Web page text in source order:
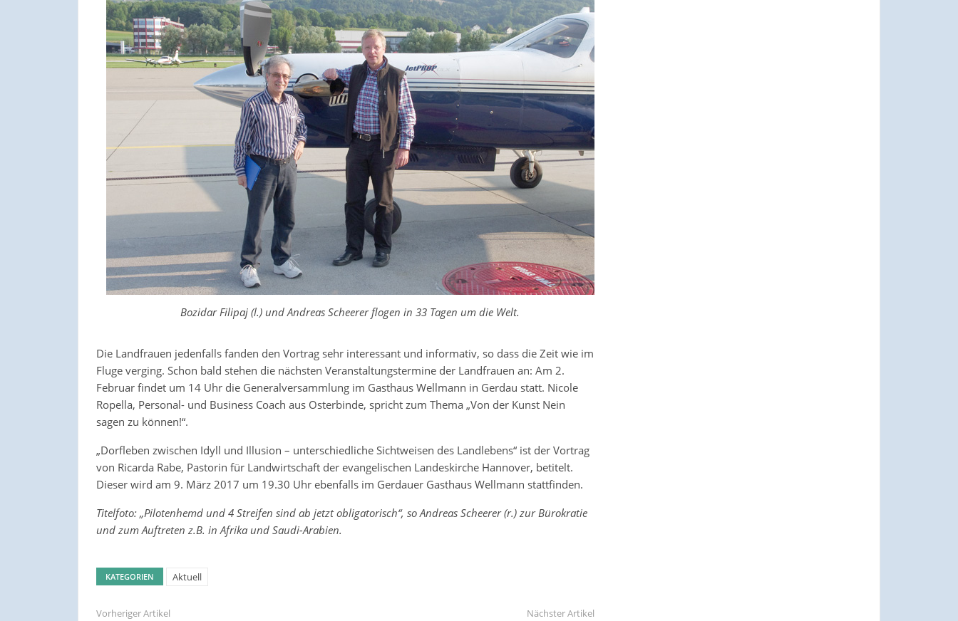
Bozidar Filipaj (l.) und Andreas Scheerer flogen in 33 Tagen um die Welt.
Die Landfrauen jedenfalls fanden den Vortrag sehr interessant und informativ, so dass die Zeit wie im
Fluge verging. Schon bald stehen die nächsten Veranstaltungstermine der Landfrauen an: Am 2.
Februar findet um 14 Uhr die Generalversammlung im Gasthaus Wellmann in Gerdau statt. Nicole
Ropella, Personal- und Business Coach aus Osterbinde, spricht zum Thema „Von der Kunst Nein
sagen zu können!“.
„Dorfleben zwischen Idyll und Illusion – unterschiedliche Sichtweisen des Landlebens“ ist der Vortrag
von Ricarda Rabe, Pastorin für Landwirtschaft der evangelischen Landeskirche Hannover, betitelt.
Dieser wird am 9. März 2017 um 19.30 Uhr ebenfalls im Gerdauer Gasthaus Wellmann stattfinden.
Titelfoto: „Pilotenhemd und 4 Streifen sind ab jetzt obligatorisch“, so Andreas Scheerer (r.) zur Bürokratie
und zum Auftreten z.B. in Afrika und Saudi-Arabien.
KATEGORIEN Aktuell
Vorheriger Artikel Nächster Artikel